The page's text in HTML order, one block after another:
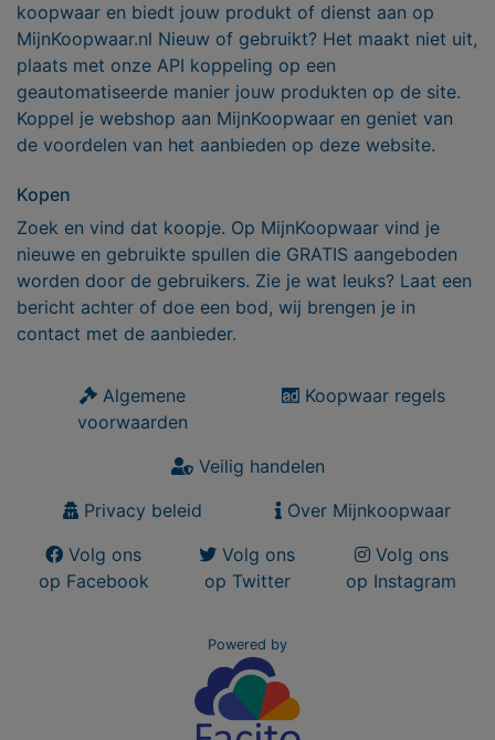
koopwaar en biedt jouw produkt of dienst aan op
MijnKoopwaar.nl Nieuw of gebruikt? Het maakt niet uit,
plaats met onze API koppeling op een
geautomatiseerde manier jouw produkten op de site.
Koppel je webshop aan MijnKoopwaar en geniet van
de voordelen van het aanbieden op deze website.
Kopen
Zoek en vind dat koopje. Op MijnKoopwaar vind je
nieuwe en gebruikte spullen die GRATIS aangeboden
worden door de gebruikers. Zie je wat leuks? Laat een
bericht achter of doe een bod, wij brengen je in
contact met de aanbieder.
Algemene
voorwaarden
Koopwaar regels
Veilig handelen
Privacy beleid
Over Mijnkoopwaar
Volg ons
op Facebook
Volg ons
op Twitter
Volg ons
op Instagram
Powered by